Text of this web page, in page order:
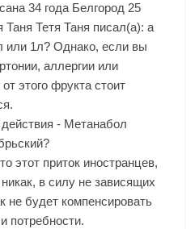
34 года Белгород 25
Таня Тетя Таня писал(а): а
или 1л? Однако, если вы
аллергии или
этого фрукта стоит
- Метанабол
этот приток иностранцев,
в силу не зависящих
не будет компенсировать
потребности.